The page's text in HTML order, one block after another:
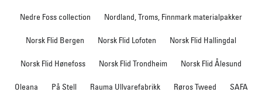
Nedre Foss collection Nordland, Troms, Finnmark materialpakker
Norsk Flid Bergen Norsk Flid Lofoten Norsk Flid Hallingdal
Norsk Flid Hønefoss Norsk Flid Trondheim Norsk Flid Ålesund
Oleana På Stell Rauma Ullvarefabrikk Røros Tweed SAFA